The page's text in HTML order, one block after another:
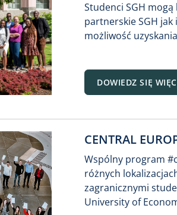
Studenci SGH
partnerskie SGH jak
możliwość
DOWIEDZ SIĘ
CENTRAL
Wspólny program
różnych
zagranicznymi
University of